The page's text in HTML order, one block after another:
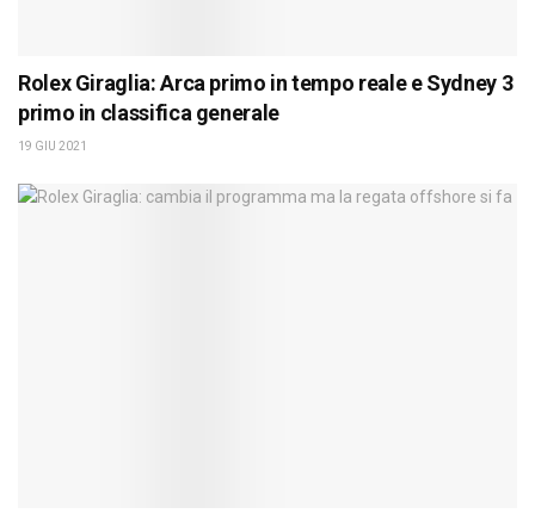
Rolex Giraglia: Arca primo in tempo reale e Sydney 3
primo in classifica generale
19 GIU 2021